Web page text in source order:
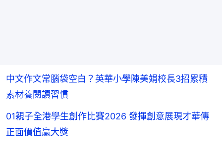
中文作文常腦袋空白？英華小學陳美娟校長3招累積
素材養閱讀習慣
01親子全港學生創作比賽2026 發揮創意展現才華傳
正面價值贏大獎